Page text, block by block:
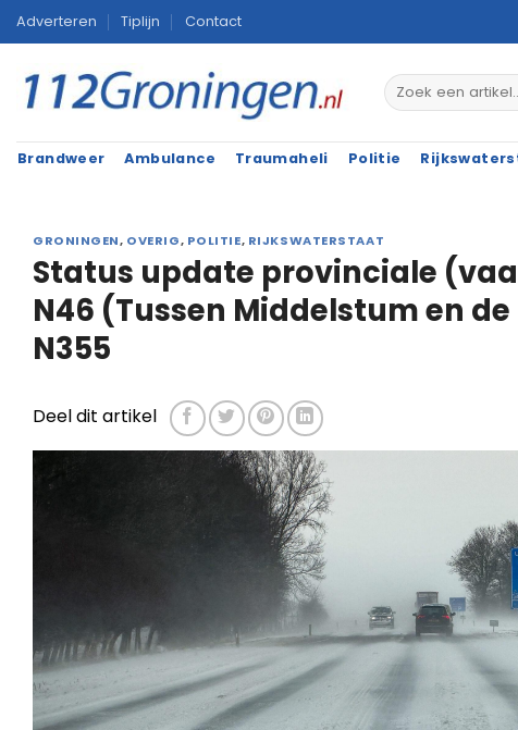
Ga
naar
inhoud
Adverteren Tiplijn Contact
Brandweer Ambulance Traumaheli Politie
GRONINGEN, OVERIG, POLITIE, RIJKSWATERSTAAT
Status update provinciale
N46 (Tussen Middelstum en
N355
Deel dit artikel